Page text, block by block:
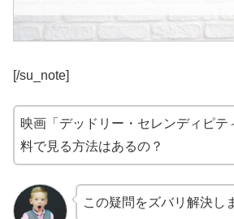
[/su_note]
映画「デッドリー・セレンディピテ
料で見る方法はあるの？
この疑問をズバリ解決し